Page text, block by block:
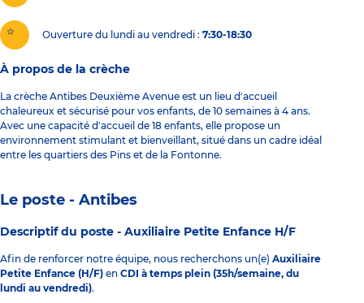
Ouverture du lundi au vendredi : 7:30-18:30
À propos de la crèche
La crèche Antibes Deuxième Avenue est un lieu d'accueil
chaleureux et sécurisé pour vos enfants, de 10 semaines à 4 ans.
Avec une capacité d'accueil de 18 enfants, elle propose un
environnement stimulant et bienveillant, situé dans un cadre idéal
entre les quartiers des Pins et de la Fontonne.
Le poste - Antibes
Descriptif du poste - Auxiliaire Petite Enfance H/F
Afin de renforcer notre équipe, nous recherchons un(e) Auxiliaire
Petite Enfance (H/F) en CDI à temps plein (35h/semaine, du
lundi au vendredi).